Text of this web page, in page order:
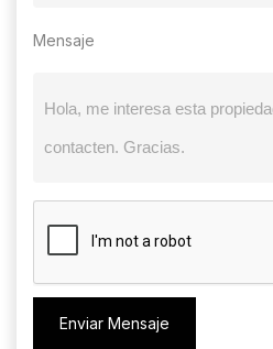
Mensaje
Enviar Mensaje